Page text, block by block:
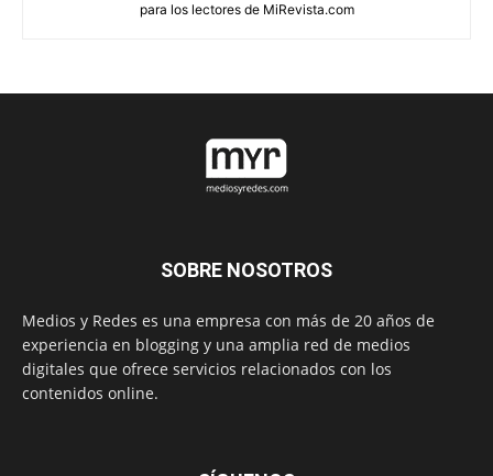
para los lectores de MiRevista.com
SOBRE NOSOTROS
Medios y Redes es una empresa con más de 20 años de
experiencia en blogging y una amplia red de medios
digitales que ofrece servicios relacionados con los
contenidos online.